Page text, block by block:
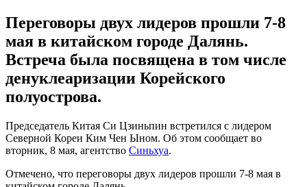
Переговоры двух лидеров прошли 7-8
мая в китайском городе Далянь.
Встреча была посвящена в том числе
денуклеаризации Корейского
полуострова.
Председатель Китая Си Цзиньпин встретился с лидером
Северной Кореи Ким Чен Ыном. Об этом сообщает во
вторник, 8 мая, агентство Синьхуа.
Отмечено, что переговоры двух лидеров прошли 7-8 мая в